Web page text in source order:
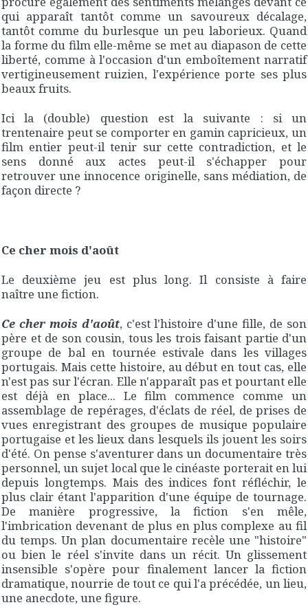
qui apparaît tantôt comme un savoureux décalage,
tantôt comme du burlesque un peu laborieux. Quand
la forme du film elle-même se met au diapason de cette
liberté, comme à l'occasion d'un emboîtement narratif
vertigineusement ruizien, l'expérience porte ses plus
beaux fruits.
Ici la (double) question est la suivante : si un
trentenaire peut se comporter en gamin capricieux, un
film entier peut-il tenir sur cette contradiction, et le
sens donné aux actes peut-il s'échapper pour
retrouver une innocence originelle, sans médiation, de
façon directe ?
Ce cher mois d'août
Le deuxième jeu est plus long. Il consiste à faire
naître une fiction.
Ce cher mois d'août, c'est l'histoire d'une fille, de son
père et de son cousin, tous les trois faisant partie d'un
groupe de bal en tournée estivale dans les villages
portugais. Mais cette histoire, au début en tout cas, elle
n'est pas sur l'écran. Elle n'apparaît pas et pourtant elle
est déjà en place... Le film commence comme un
assemblage de repérages, d'éclats de réel, de prises de
vues enregistrant des groupes de musique populaire
portugaise et les lieux dans lesquels ils jouent les soirs
d'été. On pense s'aventurer dans un documentaire très
personnel, un sujet local que le cinéaste porterait en lui
depuis longtemps. Mais des indices font réfléchir, le
plus clair étant l'apparition d'une équipe de tournage.
De manière progressive, la fiction s'en mêle,
l'imbrication devenant de plus en plus complexe au fil
du temps. Un plan documentaire recèle une "histoire"
ou bien le réel s'invite dans un récit. Un glissement
insensible s'opère pour finalement lancer la fiction
dramatique, nourrie de tout ce qui l'a précédée, un lieu,
une anecdote, une figure.